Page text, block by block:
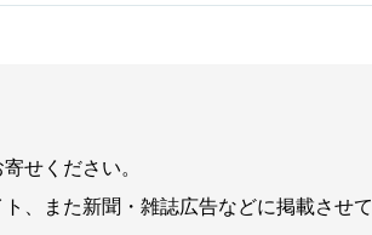
せください。
、また新聞・雑誌広告などに掲載させて